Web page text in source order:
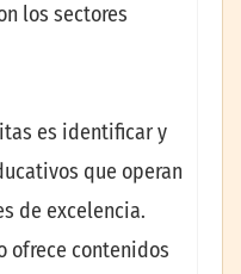
los sectores
es identificar y
que operan
de excelencia.
ofrece contenidos